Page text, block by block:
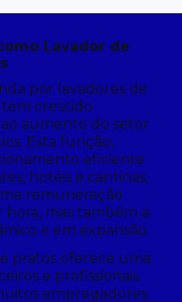
Lavador de
por lavadores de
crescido
aumento do setor
Esta função,
eficiente
hotéis e cantinas,
remuneração
hora, mas também a
e em expansão.
pratos oferece uma
e profissionais.
empregadores